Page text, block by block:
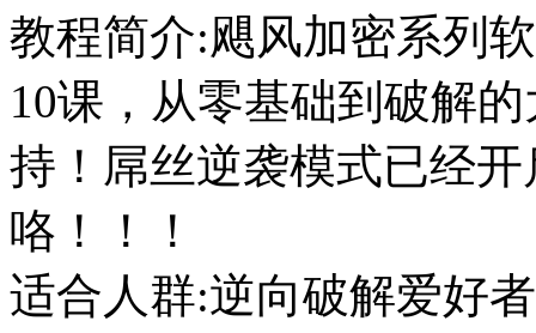
教程简介:飓风加密系列
10课，从零基础到破解
持！屌丝逆袭模式已经
咯！！！
适合人群:逆向破解爱好者